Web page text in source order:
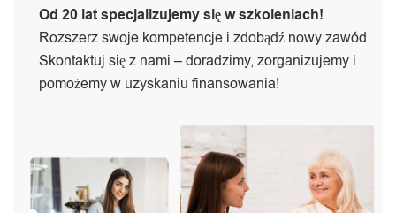
Od 20 lat specjalizujemy się w szkoleniach!
Rozszerz swoje kompetencje i zdobądź nowy zawód.
Skontaktuj się z nami – doradzimy, zorganizujemy i
pomożemy w uzyskaniu finansowania!